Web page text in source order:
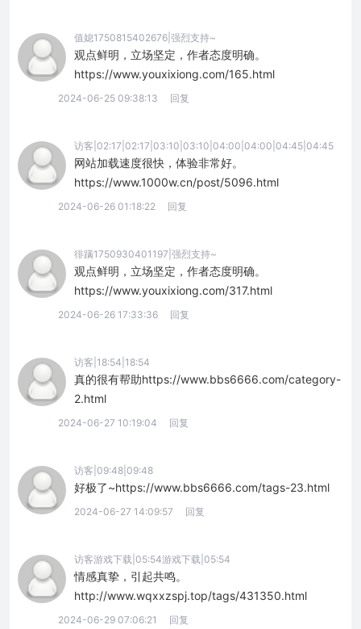
值媳1750815402676|强烈支持~
观点鲜明，立场坚定，作者态度明确。
https://www.youxixiong.com/165.html
2024-06-25 09:38:13 回复
访客|02:17|02:17|03:10|03:10|04:00|04:00|04:45|04:45
网站加载速度很快，体验非常好。
https://www.1000w.cn/post/5096.html
2024-06-26 01:18:22 回复
徘蹒1750930401197|强烈支持~
观点鲜明，立场坚定，作者态度明确。
https://www.youxixiong.com/317.html
2024-06-26 17:33:36 回复
访客|18:54|18:54
真的很有帮助https://www.bbs6666.com/category-
2.html
2024-06-27 10:19:04 回复
访客|09:48|09:48
好极了~https://www.bbs6666.com/tags-23.html
2024-06-27 14:09:57 回复
访客游戏下载|05:54游戏下载|05:54
情感真挚，引起共鸣。
http://www.wqxxzspj.top/tags/431350.html
2024-06-29 07:06:21 回复